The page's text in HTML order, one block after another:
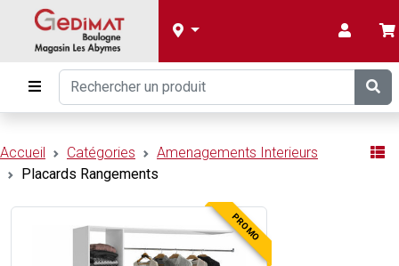
Accueil Catégories
Amenagements Interieurs
Placards Rangements
PROMO